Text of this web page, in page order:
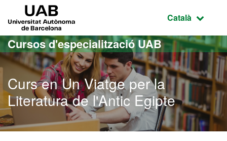
Ves al contingut principal
Ves a la navegació de la pàgina
Idioma
Català
Cursos d'especialització UAB
Curs en Un Viatge per la
Literatura de l'Antic Egipte